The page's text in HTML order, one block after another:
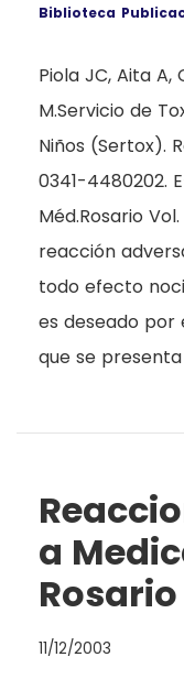
Biblioteca
Piola JC, Aita A,
M.Servicio de
Niños (Sertox).
0341-4480202.
Méd.Rosario
reacción
todo efecto
es deseado por
que se
a
Rosario
11/12/2003